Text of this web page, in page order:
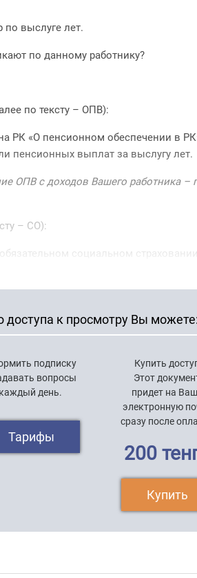
по выслуге лет.
по данному работнику?
по тексту – ОПВ):
РК «О пенсионном обеспечении в
пенсионных выплат за выслугу лет.
ОПВ с доходов Вашего работника –
– СО):
социальном
доступа к просмотру Вы можете:
подписку
вопросы
каждый день.
Тарифы
Купить
Этот
придет на
электронную
сразу после
200
Купить